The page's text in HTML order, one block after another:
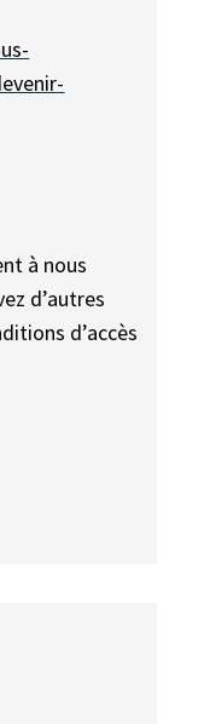
à nous
d’autres
d’accès